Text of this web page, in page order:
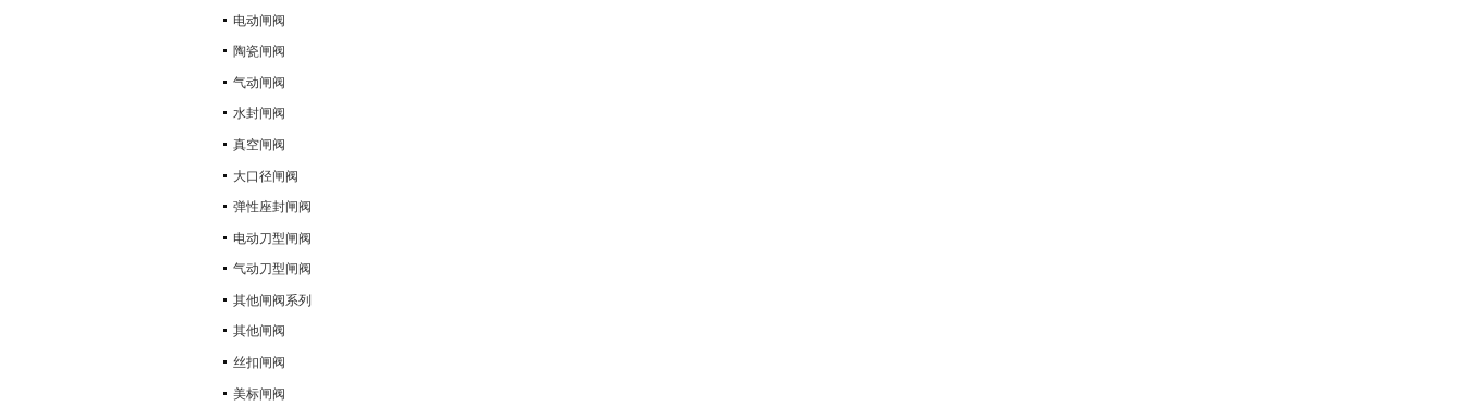
电动闸阀
陶瓷闸阀
气动闸阀
水封闸阀
真空闸阀
大口径闸阀
弹性座封闸阀
电动刀型闸阀
气动刀型闸阀
其他闸阀系列
其他闸阀
丝扣闸阀
美标闸阀